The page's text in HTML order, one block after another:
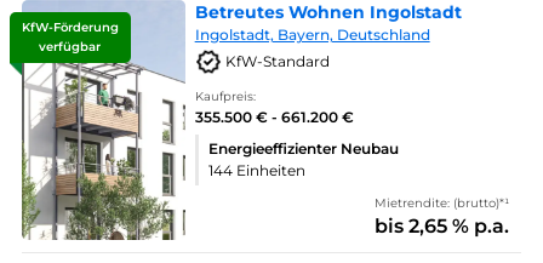
KfW-Förderung
verfügbar
Betreutes Wohnen Ingolstadt
Ingolstadt, Bayern, Deutschland
KfW-Standard
Kaufpreis:
355.500 € - 661.200 €
Energieeffizienter Neubau
144 Einheiten
Mietrendite: (brutto)*¹
bis 2,65 % p.a.